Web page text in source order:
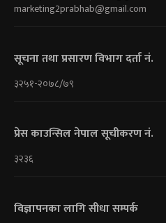
marketing2prabhab@gmail.com
सूचना तथा प्रसारण विभाग दर्ता नं.
३२५१-२०७८/७९
प्रेस काउन्सिल नेपाल सूचीकरण नं.
३२३६
विज्ञापनका लागि सीधा सम्पर्क